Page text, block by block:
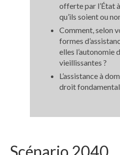
offerte par l’État
qu’ils soient ou
Comment, selon
formes
elles l’autonomie
vieillissantes ?
L’assistance à
droit fondamental
Scénario 2040